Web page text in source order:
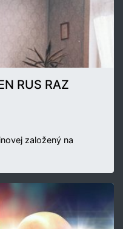
RUS RAZ
založený na